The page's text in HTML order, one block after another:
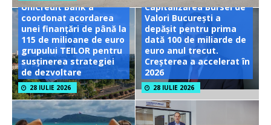
UniCredit Bank a
coordonat acordarea
unei finanțări de până la
115 de milioane de euro
grupului TEILOR pentru
susținerea strategiei
de dezvoltare
28 IULIE 2026
Capitalizarea Bursei de
Valori București a
depășit pentru prima
dată 100 de miliarde de
euro anul trecut.
Creșterea a accelerat în
2026
28 IULIE 2026